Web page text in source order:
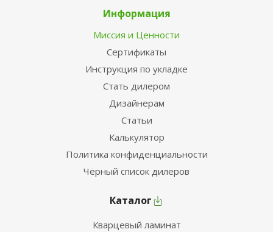
Информация
Миссия и Ценности
Сертификаты
Инструкция по укладке
Стать дилером
Дизайнерам
Статьи
Калькулятор
Политика конфиденциальности
Чёрный список дилеров
Каталог
Кварцевый ламинат